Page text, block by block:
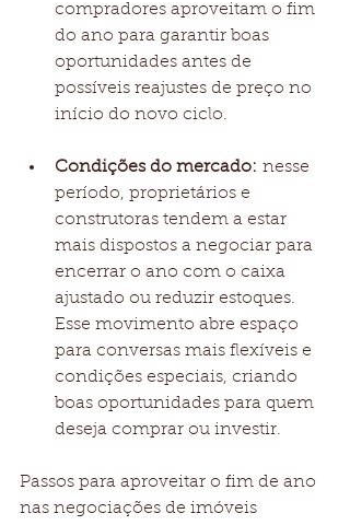
compradores aproveitam o fim
do ano para garantir boas
oportunidades antes de
possíveis reajustes de preço no
início do novo ciclo.
Condições do mercado: nesse
período, proprietários e
construtoras tendem a estar
mais dispostos a negociar para
encerrar o ano com o caixa
ajustado ou reduzir estoques.
Esse movimento abre espaço
para conversas mais flexíveis e
condições especiais, criando
boas oportunidades para quem
deseja comprar ou investir.
Passos para aproveitar o fim de ano
nas negociações de imóveis